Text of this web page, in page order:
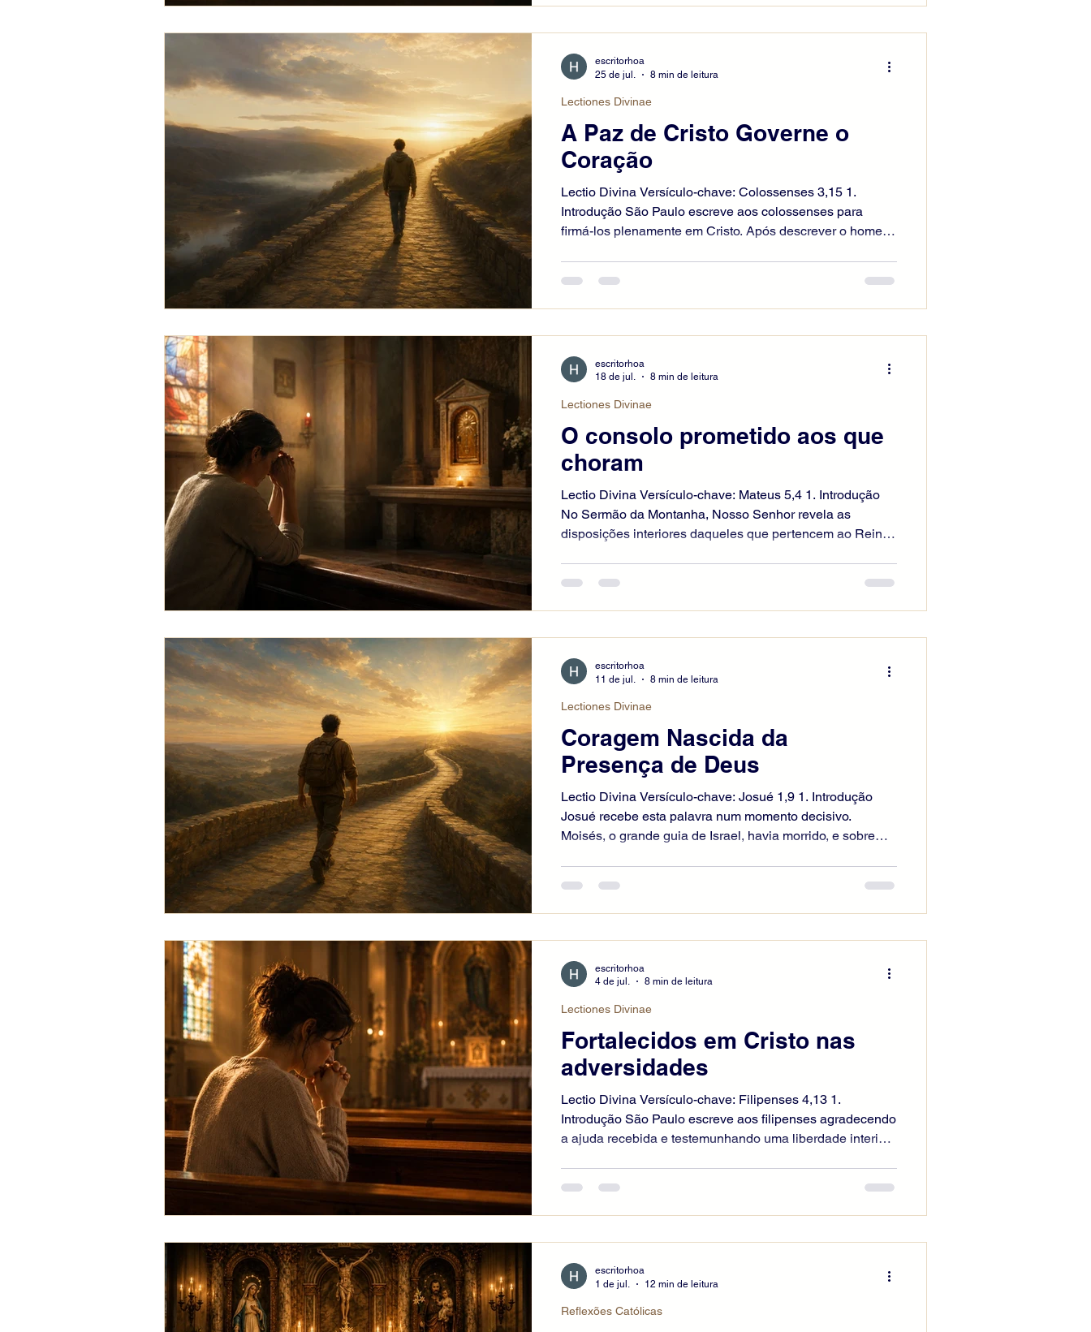
Deus com confiança, não por presunção, mas apoiado
A Paz de Cristo Governe o
Coração
Lectio Divina Versículo-chave: Colossenses 3,15 1.
Introdução São Paulo escreve aos colossenses para
firmá-los plenamente em Cristo. Após descrever o homem
verdadeira paz. Essa paz não nasce simplesmente da
ausência exterior de conflitos. Ela procede de Cristo,
relaci
Lectiones Divinae
escritorhoa
25 de jul.
8 min de leitura
O consolo prometido aos que
choram
Lectio Divina Versículo-chave: Mateus 5,4 1. Introdução
No Sermão da Montanha, Nosso Senhor revela as
disposições interiores daqueles que pertencem ao Reino
em si mesmo, mas porque as lágrimas oferecidas a Deus
podem purificar o coração, despertar o arrependimento e
Lectiones Divinae
escritorhoa
18 de jul.
8 min de leitura
Coragem Nascida da
Presença de Deus
Lectio Divina Versículo-chave: Josué 1,9 1. Introdução
Josué recebe esta palavra num momento decisivo.
Moisés, o grande guia de Israel, havia morrido, e sobre
incertezas e responsabilidades superiores às suas forças,
Deus não lhe oferece a ausência de dificuldades, mas a
Lectiones Divinae
escritorhoa
11 de jul.
8 min de leitura
Fortalecidos em Cristo nas
adversidades
Lectio Divina Versículo-chave: Filipenses 4,13 1.
Introdução São Paulo escreve aos filipenses agradecendo
a ajuda recebida e testemunhando uma liberdade interior
circunstâncias governem seu coração. Filipenses 4,13
não é uma promessa de sucesso ilimitado, mas uma
Lectiones Divinae
escritorhoa
4 de jul.
8 min de leitura
Reflexões Católicas
escritorhoa
1 de jul.
12 min de leitura